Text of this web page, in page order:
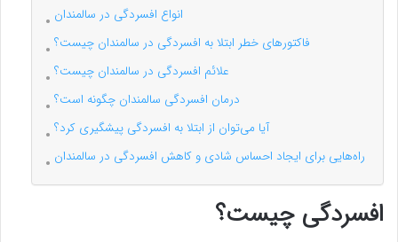
انواع افسردگی در سالمندان
فاکتورهای خطر ابتلا به افسردگی در سالمندان چیست؟
علائم افسردگی در سالمندان چیست؟
درمان افسردگی سالمندان چگونه است؟
آیا می‌توان از ابتلا به افسردگی پیشگیری کرد؟
راه‌هایی برای ایجاد احساس شادی و کاهش افسردگی در سالمندان
افسردگی چیست؟